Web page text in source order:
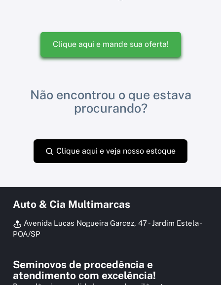
Clique aqui e mande sua oferta!
Não encontrou o que estava
procurando?
Clique aqui e veja nosso estoque
Auto & Cia Multimarcas
Avenida Lucas Nogueira Garcez, 47 - Jardim Estela -
POA/SP
Seminovos de procedência e
atendimento com excelência!